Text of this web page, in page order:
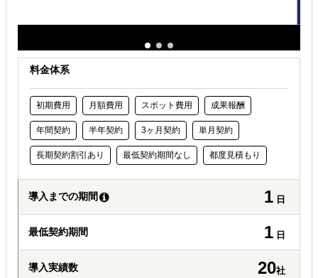
料金体系
初期費用 月額費用 スポット費用 成果報酬
年間契約 半年契約 3ヶ月契約 単月契約
長期契約割引あり 最低契約期間なし 都度見積もり
導入までの期間 1 日
最低契約期間 1 日
導入実績数 20社